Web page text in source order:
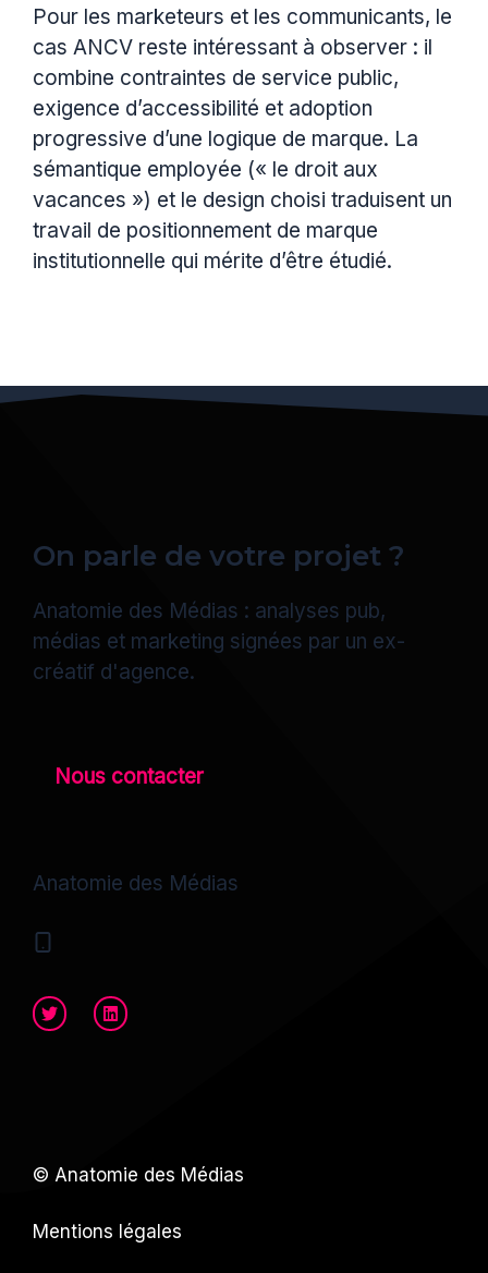
Pour les marketeurs et les communicants, le
cas ANCV reste intéressant à observer : il
combine contraintes de service public,
exigence d’accessibilité et adoption
progressive d’une logique de marque. La
sémantique employée (« le droit aux
vacances ») et le design choisi traduisent un
travail de positionnement de marque
institutionnelle qui mérite d’être étudié.
On parle de votre projet ?
Anatomie des Médias : analyses pub,
médias et marketing signées par un ex-
créatif d'agence.
Nous contacter
Anatomie des Médias
© Anatomie des Médias
Mentions légales